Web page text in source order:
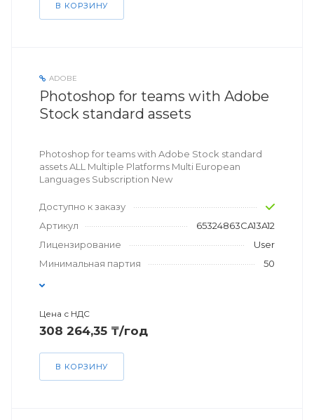
В КОРЗИНУ
ADOBE
Photoshop for teams with Adobe
Stock standard assets
Photoshop for teams with Adobe Stock standard
assets ALL Multiple Platforms Multi European
Languages Subscription New
Доступно к заказу
Артикул
65324863CA13A12
Лицензирование
User
Минимальная партия
50
Цена с НДС
308 264,35 ₸/год
В КОРЗИНУ